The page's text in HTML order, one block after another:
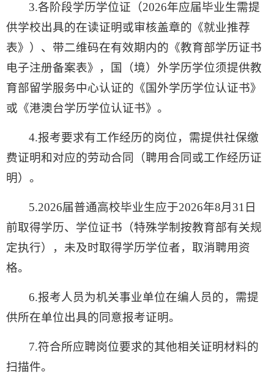
3.各阶段学历学位证（2026年应届毕业生需提
供学校出具的在读证明或审核盖章的《就业推荐
表》）、带二维码在有效期内的《教育部学历证书
电子注册备案表》，国（境）外学历学位须提供教
育部留学服务中心认证的《国外学历学位认证书》
或《港澳台学历学位认证书》。
4.报考要求有工作经历的岗位，需提供社保缴
费证明和对应的劳动合同（聘用合同或工作经历证
明）。
5.2026届普通高校毕业生应于2026年8月31日
前取得学历、学位证书（特殊学制按教育部有关规
定执行），未及时取得学历学位者，取消聘用资
格。
6.报考人员为机关事业单位在编人员的，需提
供所在单位出具的同意报考证明。
7.符合所应聘岗位要求的其他相关证明材料的
扫描件。